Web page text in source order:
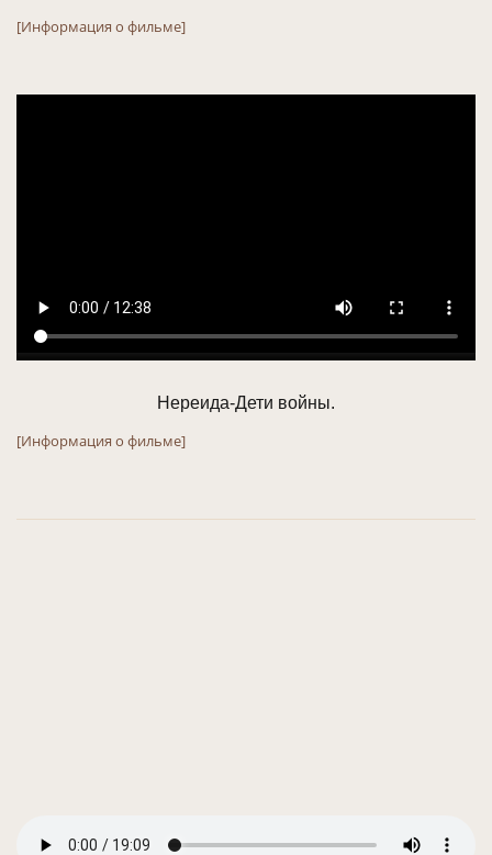
[Информация о фильме]
Нереида-Дети войны.
[Информация о фильме]